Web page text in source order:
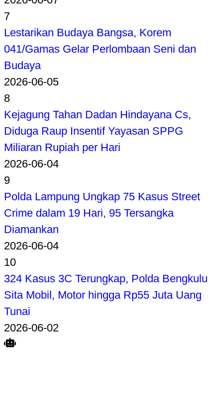
7
Lestarikan Budaya Bangsa, Korem
041/Gamas Gelar Perlombaan Seni dan
Budaya
2026-06-05
8
Kejagung Tahan Dadan Hindayana Cs,
Diduga Raup Insentif Yayasan SPPG
Miliaran Rupiah per Hari
2026-06-04
9
Polda Lampung Ungkap 75 Kasus Street
Crime dalam 19 Hari, 95 Tersangka
Diamankan
2026-06-04
10
324 Kasus 3C Terungkap, Polda Bengkulu
Sita Mobil, Motor hingga Rp55 Juta Uang
Tunai
2026-06-02